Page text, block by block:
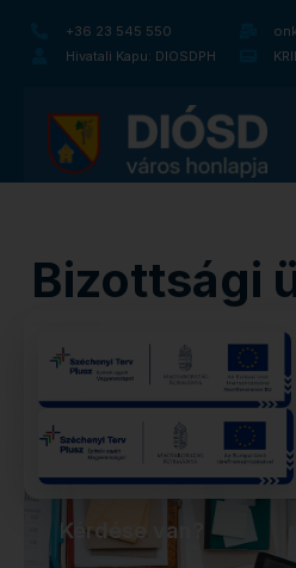
+36 23 545 550
Hivatali Kapu: DIOSDPH
Bizottsági
Kérdése van?